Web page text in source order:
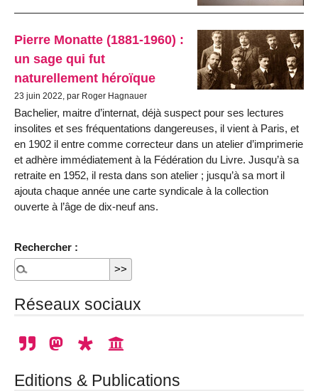
Pierre Monatte (1881-1960) :
un sage qui fut
naturellement héroïque
23 juin 2022, par Roger Hagnauer
Bachelier, maitre d’internat, déjà suspect pour ses lectures
insolites et ses fréquentations dangereuses, il vient à Paris, et
en 1902 il entre comme correcteur dans un atelier d’imprimerie
et adhère immédiatement à la Fédération du Livre. Jusqu’à sa
retraite en 1952, il resta dans son atelier ; jusqu’à sa mort il
ajouta chaque année une carte syndicale à la collection
ouverte à l’âge de dix-neuf ans.
Rechercher :
Réseaux sociaux
Editions & Publications